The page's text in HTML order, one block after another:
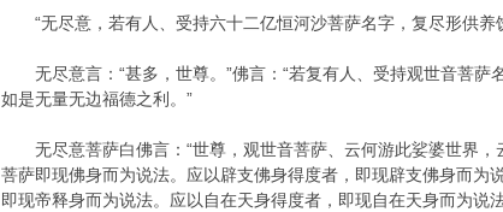
“无尽意，若有人、受持六十二亿恒河沙菩萨名字，复尽形供养
无尽意言：“甚多，世尊。”佛言：“若复有人、受持观世音菩萨
如是无量无边福德之利。”
无尽意菩萨白佛言：“世尊，观世音菩萨、云何游此娑婆世界，
菩萨即现佛身而为说法。应以辟支佛身得度者，即现辟支佛身而为
即现帝释身而为说法。应以自在天身得度者，即现自在天身而为